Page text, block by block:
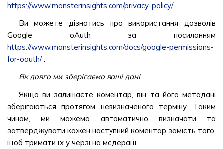
https://www.monsterinsights.com/privacy-policy/.
Ви можете дізнатись про використання дозволів
Google oAuth за посиланням
https://www.monsterinsights.com/docs/google-permissions-
for-oauth/.
Як довго ми зберігаємо ваші дані
Якщо ви залишаєте коментар, він та його метадані
зберігаються протягом невизначеного терміну. Таким
чином, ми можемо автоматично визначати та
затверджувати кожен наступний коментар замість того,
щоб тримати їх у черзі на модерації.